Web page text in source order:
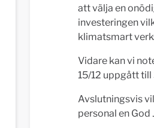
att välja en
investeringen
klimatsmart
Vidare kan vi
15/12 uppgått
Avslutningsvis
personal en God